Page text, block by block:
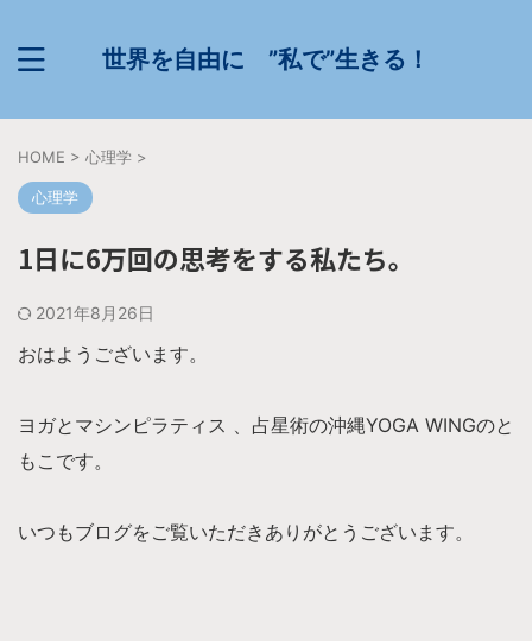
世界を自由に ”私で”生きる！
HOME > 心理学 >
心理学
1日に6万回の思考をする私たち。
2021年8月26日
おはようございます。
ヨガとマシンピラティス 、占星術の沖縄YOGA WINGのと
もこです。
いつもブログをご覧いただきありがとうございます。